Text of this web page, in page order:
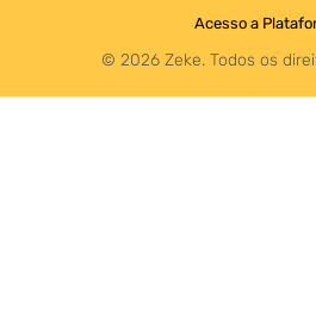
Acesso a
©️ 2026 Zeke. Todos os